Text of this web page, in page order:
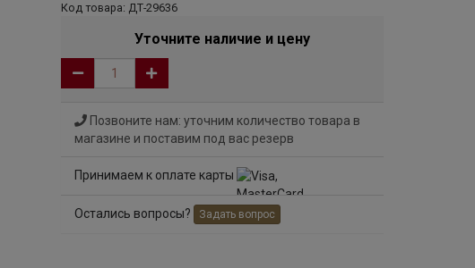
Код товара: ДТ-29636
Уточните наличие и цену
Позвоните нам: уточним количество товара в
магазине и поставим под вас резерв
Принимаем к оплате карты
Остались вопросы? Задать вопрос